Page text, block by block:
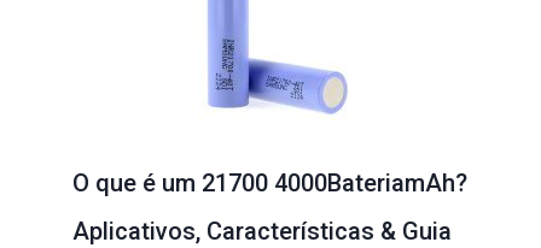
O que é um 21700 4000BateriamAh?
Aplicativos, Características & Guia